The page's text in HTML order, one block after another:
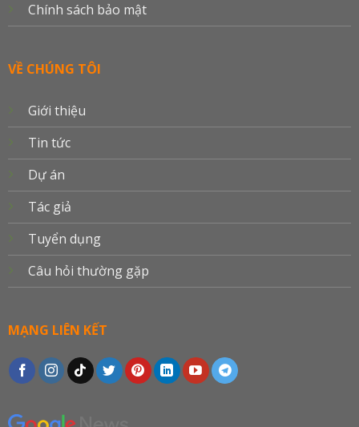
Chính sách bảo mật
VỀ CHÚNG TÔI
Giới thiệu
Tin tức
Dự án
Tác giả
Tuyển dụng
Câu hỏi thường gặp
MẠNG LIÊN KẾT